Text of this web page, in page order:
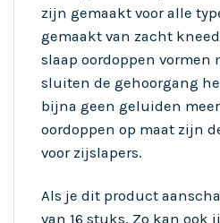
zijn gemaakt voor alle
gemaakt van zacht
slaap oordoppen vormen
sluiten de gehoorgang
bijna geen geluiden
oordoppen op maat zijn
voor zijslapers.
Als je dit product
van 16 stuks. Zo kan ook